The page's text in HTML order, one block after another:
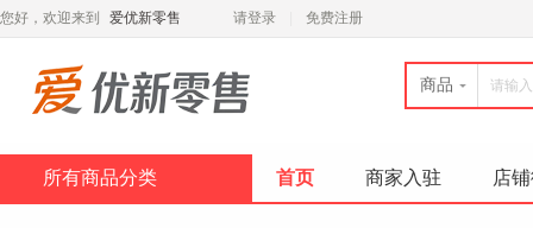
您好，欢迎来到 爱优新零售 请登录 免费注册
商品
所有商品分类 首页 商家入驻 店